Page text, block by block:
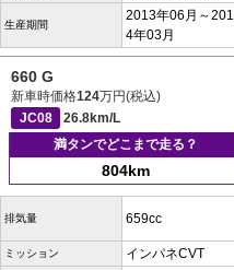
生産期間
2013年06月～201
4年03月
660 G
新車時価格124万円(税込)
JC08
26.8km/L
満タンでどこまで走る？
804km
排気量 659cc
ミッション インパネCVT